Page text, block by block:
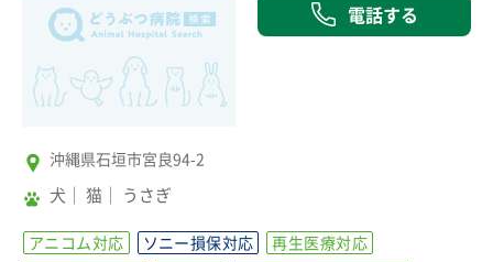
電話する
沖縄県石垣市宮良94-2
犬 猫 うさぎ
アニコム対応 ソニー損保対応
再生医療対応